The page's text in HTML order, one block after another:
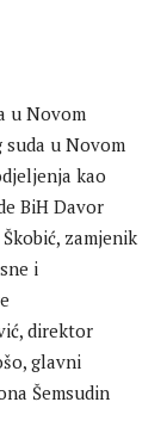
u Novom
u Novom
kao
BiH Davor
zamjenik
i
direktor
glavni
Šemsudin